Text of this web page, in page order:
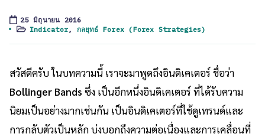
25 มิถุนายน 2016
PostedIndicator , กลยุทธ์ Forex (Forex Strategies)
สวัสดีครับ ในบทความนี้ เราจะมาพูดถึงอินดิเคเตอร์ ชื่อว่า
Bollinger Bands ซึ่ง เป็นอีกหนึ่งอินดิเคเตอร์ ที่ได้รับความ
นิยมเป็นอย่างมากเช่นกัน เป็นอินดิเคเตอร์ที่ใช้ดูเทรนด์และ
การกลับตัวเป็นหลัก บ่งบอกถึงความต่อเนื่องและการเคลื่อนที่